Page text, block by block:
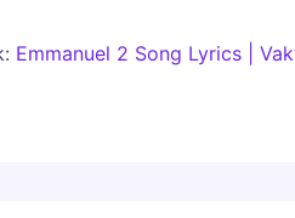
Emmanuel 2 Song Lyrics |